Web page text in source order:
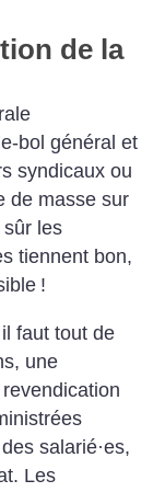
de la
bol général et
syndicaux ou
de masse sur
les
tiennent bon,
!
faut tout de
une
salarié·es,
Les